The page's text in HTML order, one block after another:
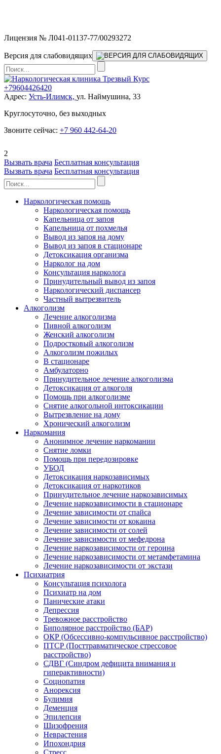
Лицензия № Л041-01137-77/00293272
Версия для слабовидящих
+79604426420
Адрес: Усть-Илимск, ул. Наймушина, 33
Круглосуточно, без выходных
Звоните сейчас: +7 960 442-64-20
2
Вызвать врача Бесплатная консультация
Вызвать врача Бесплатная консультация
Наркологическая помощь
Наркологическая помощь
Капельница от запоя
Капельница от похмелья
Вывод из запоя на дому
Вывод из запоя в стационаре
Детоксикация организма
Нарколог на дом
Консультация нарколога
Принудительный вывод из запоя
Наркологический диспансер
Частный вытрезвитель
Алкоголизм
Лечение алкоголизма
Пивной алкоголизм
Женский алкоголизм
Подростковый алкоголизм
Алкоголизм пожилых
В стационаре
Амбулаторно
Принудительное лечение алкоголизма
Детоксикация от алкоголя
Помощь при алкоголизме
Снятие алкогольной интоксикации
Вытрезвление на дому
Хронический алкоголизм
Наркомания
Анонимное лечение наркомании
Снятие ломки
Помощь при передозировке
УБОД
Детоксикация наркозависимых
Детоксикация от наркотиков
Принудительное лечение наркозависимых
Лечение наркозависимости в стационаре
Лечение зависимости от спайса
Лечение зависимости от кокаина
Лечение зависимости от солей
Лечение зависимости от мефедрона
Лечение наркозависимости от героина
Лечение наркозависимости от метамфетамина
Лечение наркозависимости от экстази
Психиатрия
Консультация психолога
Психиатр на дом
Панические атаки
Депрессия
Тревожное расстройство
Биполярное расстройство (БАР)
ОКР (Обсессивно-компульсивное расстройство)
ПТСР (Посттравматическое стрессовое
расстройство)
СДВГ (Синдром дефицита внимания и
гиперактивности)
Социопатия
Анорексия
Булимия
Деменция
Эпилепсия
Шизофрения
Неврастения
Ипохондрия
Стресс